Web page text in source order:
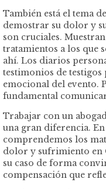
También está el tema
demostrar su dolor y
son cruciales.
tratamientos a los que
ahí. Los diarios
testimonios de
emocional del evento.
fundamental
Trabajar con un
una gran diferencia.
comprendemos los
dolor y sufrimiento en
su caso de forma
compensación que